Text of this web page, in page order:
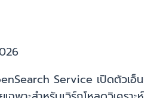
Service เปิดตัวเอ็น